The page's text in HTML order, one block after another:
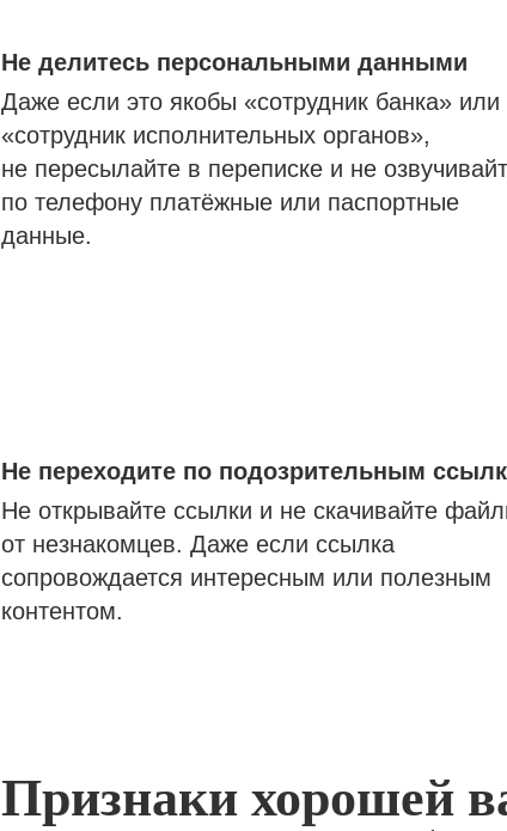
Не делитесь персональными данными
Даже если это якобы «сотрудник банка» или
«сотрудник исполнительных органов»,
не пересылайте в переписке и не
по телефону платёжные или паспортные
данные.
Не переходите по подозрительным
Не открывайте ссылки и не скачивайте
от незнакомцев. Даже если ссылка
сопровождается интересным или полезным
контентом.
Признаки хорошей